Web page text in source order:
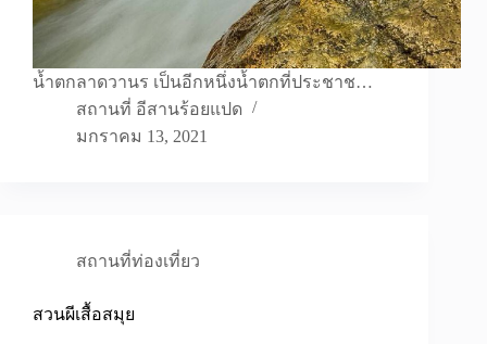
น้ำตกลาดวานร เป็นอีกหนึ่งน้ำตกที่ประชาช…
สถานที่ อีสานร้อยแปด
มกราคม 13, 2021
สถานที่ท่องเที่ยว
สวนผีเสื้อสมุย